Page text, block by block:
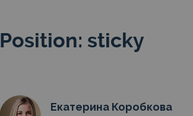
Position: sticky
Екатерина Коробкова